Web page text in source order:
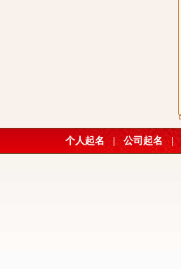
个人起名 公司起名 |